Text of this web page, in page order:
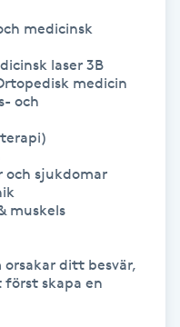
medicinsk
laser 3B
medicin
och
och sjukdomar
muskels
orsakar ditt besvär,
skapa en